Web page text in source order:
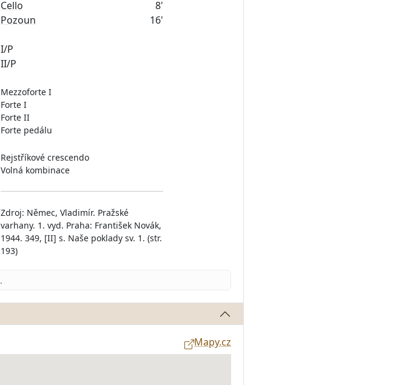
Cello
8'
Pozoun
16'
I/P
Mezzoforte I
Forte I
Forte II
Forte pedálu
Rejstříkové crescendo
Volná kombinace
Zdroj: Němec, Vladimír. Pražské
varhany. 1. vyd. Praha: František Novák,
1944. 349, [II] s. Naše poklady sv. 1. (str.
193)
.
Mapy.cz